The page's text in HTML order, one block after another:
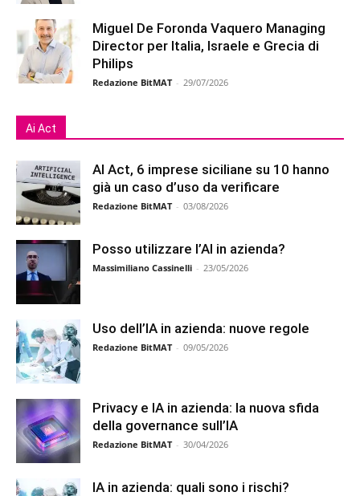
Miguel De Foronda Vaquero Managing
Director per Italia, Israele e Grecia di
Philips
Redazione BitMAT - 29/07/2026
Ai Act
AI Act, 6 imprese siciliane su 10 hanno
già un caso d’uso da verificare
Redazione BitMAT - 03/08/2026
Posso utilizzare l’AI in azienda?
Massimiliano Cassinelli - 23/05/2026
Uso dell’IA in azienda: nuove regole
Redazione BitMAT - 09/05/2026
Privacy e IA in azienda: la nuova sfida
della governance sull’IA
Redazione BitMAT - 30/04/2026
IA in azienda: quali sono i rischi?